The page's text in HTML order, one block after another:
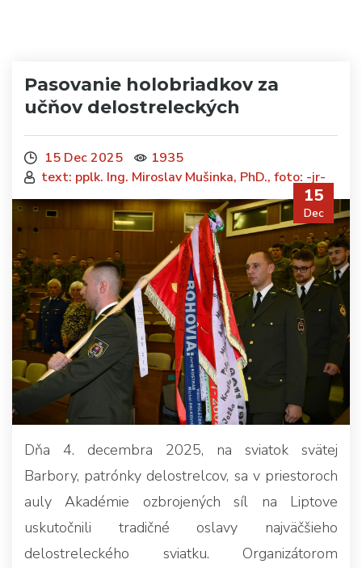
Pasovanie holobriadkov za
učňov delostreleckých
15 Dec 2025
1935
text: pplk. Ing. Miroslav Mušinka, PhD., foto: -jr-
15
Dec
Dňa 4. decembra 2025, na sviatok svätej
Barbory, patrónky delostrelcov, sa v priestoroch
auly Akadémie ozbrojených síl na Liptove
uskutočnili tradičné oslavy najväčšieho
delostreleckého sviatku. Organizátorom